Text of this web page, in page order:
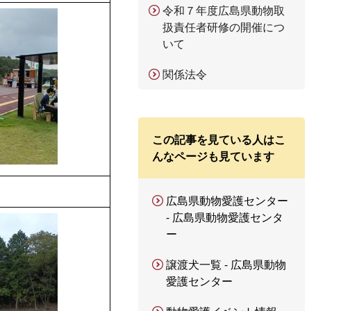
令和７年度広島県動物取
扱責任者研修の開催につ
いて
関係法令
この記事を見ている人はこ
んなページも見ています
広島県動物愛護センター
- 広島県動物愛護センタ
ー
譲渡犬一覧 - 広島県動物
愛護センター